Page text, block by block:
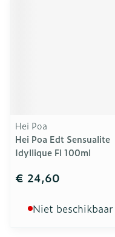
Hei Poa
Hei Poa Edt Sensualite
Idyllique Fl 100ml
€ 24,60
Niet beschikbaar